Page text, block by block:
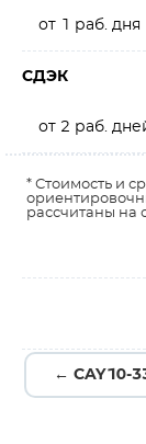
от 1 раб. дня
СДЭК
от 2 раб.
* Стоимость и
рассчитаны на
← CAY10-